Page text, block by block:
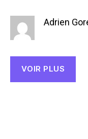
Adrien
VOIR PLUS